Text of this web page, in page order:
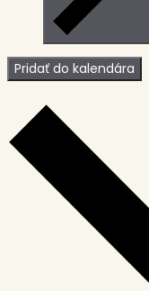
Pridať do kalendára